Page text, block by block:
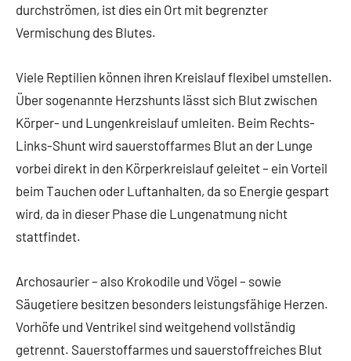
durchströmen, ist dies ein Ort mit begrenzter
Vermischung des Blutes.
Viele Reptilien können ihren Kreislauf flexibel umstellen.
Über sogenannte Herzshunts lässt sich Blut zwischen
Körper- und Lungenkreislauf umleiten. Beim Rechts-
Links-Shunt wird sauerstoffarmes Blut an der Lunge
vorbei direkt in den Körperkreislauf geleitet – ein Vorteil
beim Tauchen oder Luftanhalten, da so Energie gespart
wird, da in dieser Phase die Lungenatmung nicht
stattfindet.
Archosaurier – also Krokodile und Vögel – sowie
Säugetiere besitzen besonders leistungsfähige Herzen.
Vorhöfe und Ventrikel sind weitgehend vollständig
getrennt. Sauerstoffarmes und sauerstoffreiches Blut